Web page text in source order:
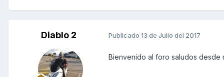
Diablo 2 Publicado 13 de Julio del 2017
Bienvenido al foro saludos desde